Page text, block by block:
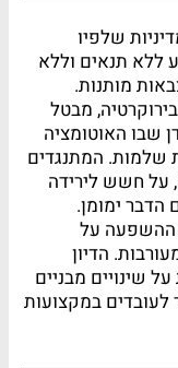
שלפיו
ללא תנאים וללא
מותנות.
מבטל
שבו האוטומציה
שלמות. המתנגדים
על חשש לירידה
ימומן.
ההשפעה על
הדיון
שינויים מבניים
לעובדים במקצועות